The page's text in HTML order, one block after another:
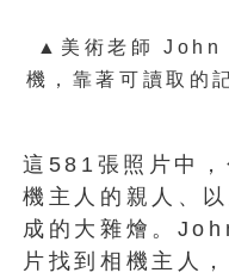
▲ 美術老師 John
機，靠著可讀取的
這581張照片中
機主人的親人、
成的大雜燴。
片找到相機主人